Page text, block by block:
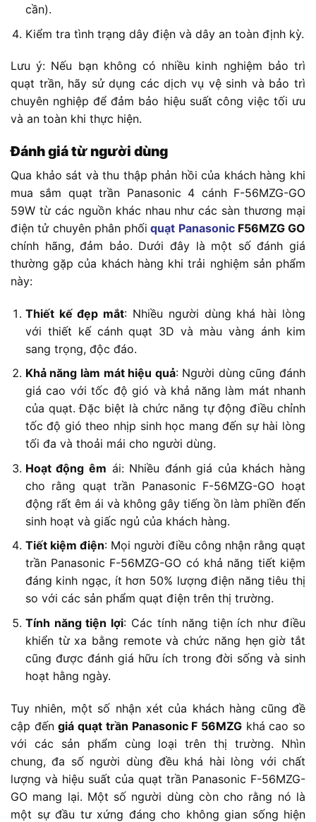
cần).
Kiểm tra tình trạng dây điện và dây an toàn định kỳ.
Lưu ý: Nếu bạn không có nhiều kinh nghiệm bảo trì
quạt trần, hãy sử dụng các dịch vụ vệ sinh và bảo trì
chuyên nghiệp để đảm bảo hiệu suất công việc tối ưu
và an toàn khi thực hiện.
Đánh giá từ người dùng
Qua khảo sát và thu thập phản hồi của khách hàng khi
mua sắm quạt trần Panasonic 4 cánh F-56MZG-GO
59W từ các nguồn khác nhau như các sàn thương mại
điện tử chuyên phân phối quạt PanasonicF56MZG GO
chính hãng, đảm bảo. Dưới đây là một số đánh giá
thường gặp của khách hàng khi trải nghiệm sản phẩm
này:
Thiết kế đẹp mắt: Nhiều người dùng khá hài lòng
với thiết kế cánh quạt 3D và màu vàng ánh kim
sang trọng, độc đáo.
Khả năng làm mát hiệu quả: Người dùng cũng đánh
giá cao với tốc độ gió và khả năng làm mát nhanh
của quạt. Đặc biệt là chức năng tự động điều chỉnh
tốc độ gió theo nhịp sinh học mang đến sự hài lòng
tối đa và thoải mái cho người dùng.
Hoạt động êm ái: Nhiều đánh giá của khách hàng
cho rằng quạt trần Panasonic F-56MZG-GO hoạt
động rất êm ái và không gây tiếng ồn làm phiền đến
sinh hoạt và giấc ngủ của khách hàng.
Tiết kiệm điện: Mọi người điều công nhận rằng quạt
trần Panasonic F-56MZG-GO có khả năng tiết kiệm
đáng kinh ngạc, ít hơn 50% lượng điện năng tiêu thị
so với các sản phẩm quạt điện trên thị trường.
Tính năng tiện lợi: Các tính năng tiện ích như điều
khiển từ xa bằng remote và chức năng hẹn giờ tắt
cũng được đánh giá hữu ích trong đời sống và sinh
hoạt hằng ngày.
Tuy nhiên, một số nhận xét của khách hàng cũng đề
cập đếngiá quạt trần Panasonic F 56MZGkhá cao so
với các sản phẩm cùng loại trên thị trường. Nhìn
chung, đa số người dùng đều khá hài lòng với chất
lượng và hiệu suất của quạt trần Panasonic F-56MZG-
GO mang lại. Một số người dùng còn cho rằng nó là
một sự đầu tư xứng đáng cho không gian sống hiện